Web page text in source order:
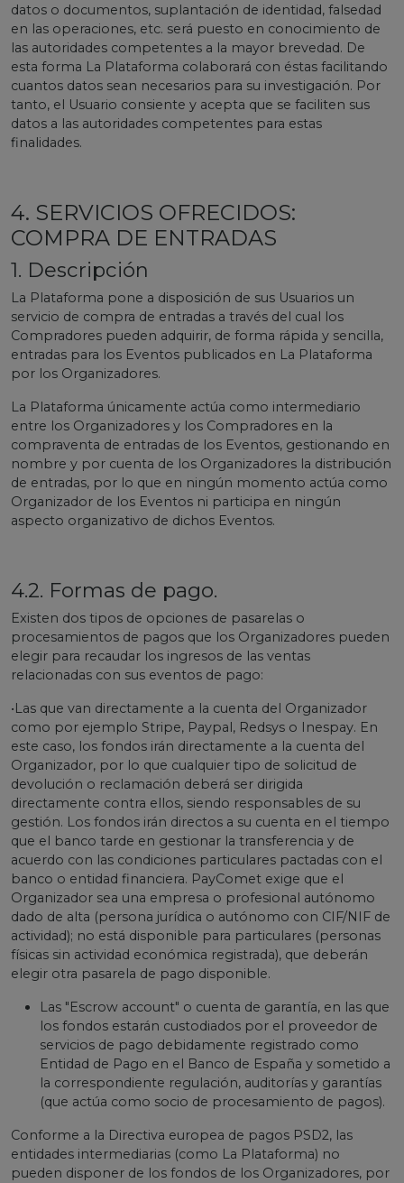
datos o documentos, suplantación de identidad, falsedad
en las operaciones, etc. será puesto en conocimiento de
las autoridades competentes a la mayor brevedad. De
esta forma La Plataforma colaborará con éstas facilitando
cuantos datos sean necesarios para su investigación. Por
tanto, el Usuario consiente y acepta que se faciliten sus
datos a las autoridades competentes para estas
finalidades.
4. SERVICIOS OFRECIDOS:
COMPRA DE ENTRADAS
1. Descripción
La Plataforma pone a disposición de sus Usuarios un
servicio de compra de entradas a través del cual los
Compradores pueden adquirir, de forma rápida y sencilla,
entradas para los Eventos publicados en La Plataforma
por los Organizadores.
La Plataforma únicamente actúa como intermediario
entre los Organizadores y los Compradores en la
compraventa de entradas de los Eventos, gestionando en
nombre y por cuenta de los Organizadores la distribución
de entradas, por lo que en ningún momento actúa como
Organizador de los Eventos ni participa en ningún
aspecto organizativo de dichos Eventos.
4.2. Formas de pago.
Existen dos tipos de opciones de pasarelas o
procesamientos de pagos que los Organizadores pueden
elegir para recaudar los ingresos de las ventas
relacionadas con sus eventos de pago:
•Las que van directamente a la cuenta del Organizador
como por ejemplo Stripe, Paypal, Redsys o Inespay. En
este caso, los fondos irán directamente a la cuenta del
Organizador, por lo que cualquier tipo de solicitud de
devolución o reclamación deberá ser dirigida
directamente contra ellos, siendo responsables de su
gestión. Los fondos irán directos a su cuenta en el tiempo
que el banco tarde en gestionar la transferencia y de
acuerdo con las condiciones particulares pactadas con el
banco o entidad financiera. PayComet exige que el
Organizador sea una empresa o profesional autónomo
dado de alta (persona jurídica o autónomo con CIF/NIF de
actividad); no está disponible para particulares (personas
físicas sin actividad económica registrada), que deberán
elegir otra pasarela de pago disponible.
Las "Escrow account" o cuenta de garantía, en las que
los fondos estarán custodiados por el proveedor de
servicios de pago debidamente registrado como
Entidad de Pago en el Banco de España y sometido a
la correspondiente regulación, auditorías y garantías
(que actúa como socio de procesamiento de pagos).
Conforme a la Directiva europea de pagos PSD2, las
entidades intermediarias (como La Plataforma) no
pueden disponer de los fondos de los Organizadores, por